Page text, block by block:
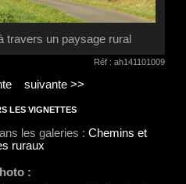
travers un paysage rural
Réf : ah141101009
suivante >>
LES VIGNETTES
les galeries : Chemins et
ruraux
: